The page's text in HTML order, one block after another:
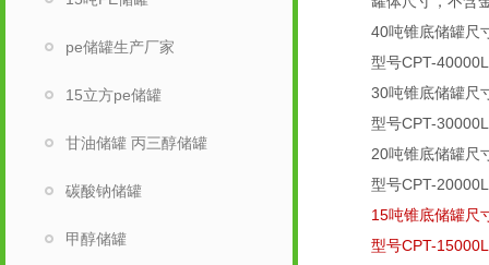
pe储罐生产厂家
15立方pe储罐
甘油储罐 丙三醇储罐
碳酸钠储罐
甲醇储罐
40吨锥底储罐尺
型号CPT-40000L
30吨锥底储罐尺
型号CPT-30000L
20吨锥底储罐尺
型号CPT-20000L
15吨锥底储罐尺
型号CPT-15000L